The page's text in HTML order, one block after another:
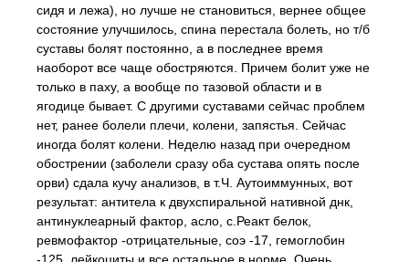
сидя и лежа), но лучше не становиться, вернее общее
состояние улучшилось, спина перестала болеть, но т/б
суставы болят постоянно, а в последнее время
наоборот все чаще обостряются. Причем болит уже не
только в паху, а вообще по тазовой области и в
ягодице бывает. С другими суставами сейчас проблем
нет, ранее болели плечи, колени, запястья. Сейчас
иногда болят колени. Неделю назад при очередном
обострении (заболели сразу оба сустава опять после
орви) сдала кучу анализов, в т.Ч. Аутоиммунных, вот
результат: антитела к двухспиральной нативной днк,
антинуклеарный фактор, асло, с.Реакт белок,
ревмофактор -отрицательные, соэ -17, гемоглобин